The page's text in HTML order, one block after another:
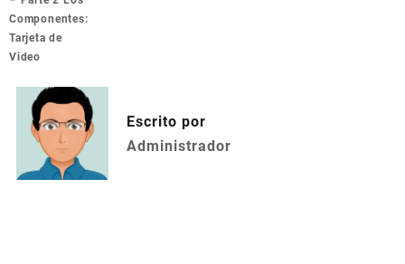
Componentes:
Tarjeta de
Video
Escrito por
Administrador